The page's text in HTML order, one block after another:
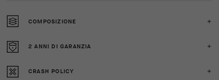
COMPOSIZIONE
2 ANNI DI GARANZIA
CRASH POLICY